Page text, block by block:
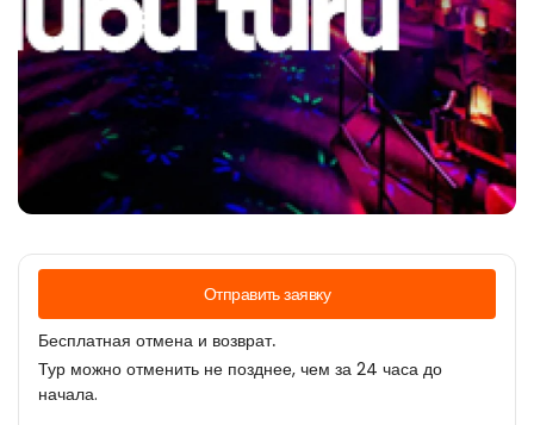
Отправить заявку
Бесплатная отмена и возврат.
Тур можно отменить не позднее, чем за 24 часа до
начала.